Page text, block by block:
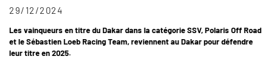
29/12/2024
Les vainqueurs en titre du Dakar dans la catégorie SSV, Polaris Off Road
et le Sébastien Loeb Racing Team, reviennent au Dakar pour défendre
leur titre en 2025.